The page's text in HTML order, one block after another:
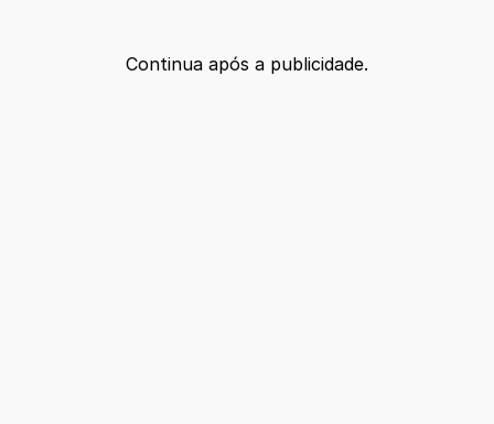
Continua após a publicidade.